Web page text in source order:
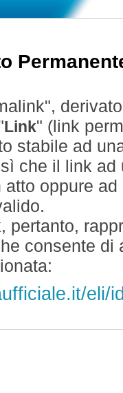
Link" (link
stabile ad
che il link
atto oppure
pertanto,
consente
eli/